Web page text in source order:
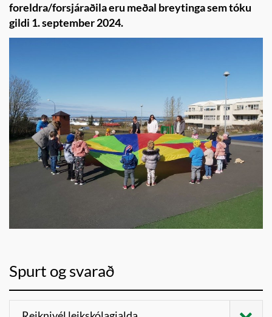
foreldra/forsjáraðila eru meðal breytinga sem tóku
gildi 1. september 2024.
Spurt og svarað